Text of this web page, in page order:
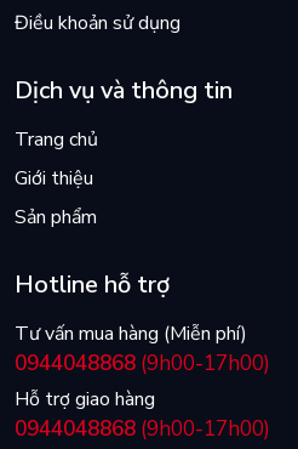
Điều khoản sử dụng
Dịch vụ và thông tin
Trang chủ
Giới thiệu
Sản phẩm
Hotline hỗ trợ
Tư vấn mua hàng (Miễn phí)
0944048868 (9h00-17h00)
Hỗ trợ giao hàng
0944048868 (9h00-17h00)